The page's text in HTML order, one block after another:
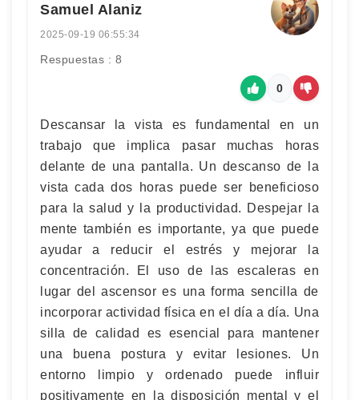
Samuel Alaniz
2025-09-19 06:55:34
Respuestas : 8
0
Descansar la vista es fundamental en un
trabajo que implica pasar muchas horas
delante de una pantalla. Un descanso de la
vista cada dos horas puede ser beneficioso
para la salud y la productividad. Despejar la
mente también es importante, ya que puede
ayudar a reducir el estrés y mejorar la
concentración. El uso de las escaleras en
lugar del ascensor es una forma sencilla de
incorporar actividad física en el día a día. Una
silla de calidad es esencial para mantener
una buena postura y evitar lesiones. Un
entorno limpio y ordenado puede influir
positivamente en la disposición mental y el